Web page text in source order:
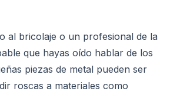
al bricolaje o un profesional de la
que hayas oído hablar de los
piezas de metal pueden ser
roscas a materiales como